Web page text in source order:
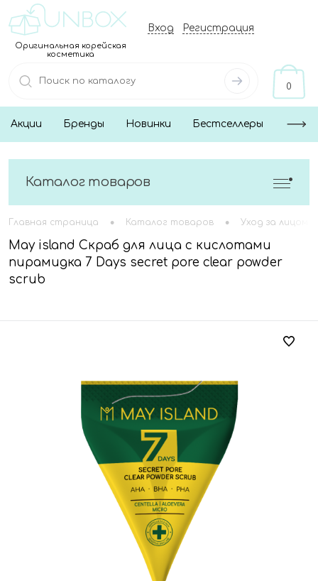
Оригинальная корейская
косметика
Вход Регистрация
0
Акции Бренды Новинки Бестселлеры
Каталог товаров
Главная страница • Каталог товаров • Уход за лицом
May island Скраб для лица с кислотами
пирамидка 7 Days secret pore clear powder
scrub